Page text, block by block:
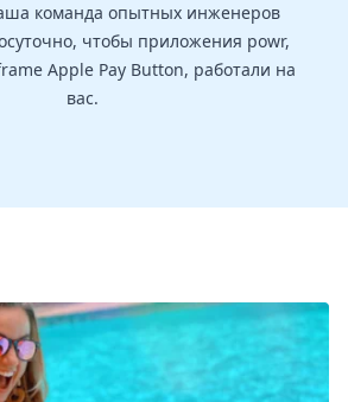
команда опытных инженеров
чтобы приложения powr,
Apple Pay Button, работали на
вас.